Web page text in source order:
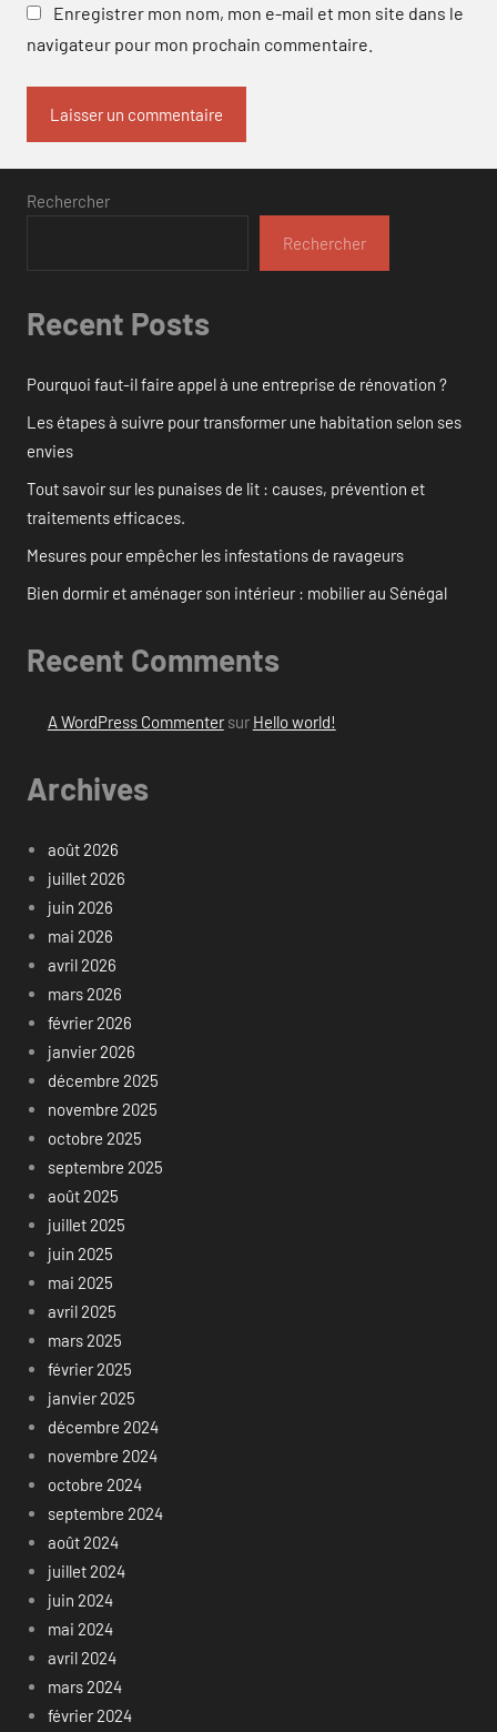
Enregistrer mon nom, mon e-mail et mon site dans le
navigateur pour mon prochain commentaire.
Rechercher
Rechercher
Recent Posts
Pourquoi faut-il faire appel à une entreprise de rénovation ?
Les étapes à suivre pour transformer une habitation selon ses
envies
Tout savoir sur les punaises de lit : causes, prévention et
traitements efficaces.
Mesures pour empêcher les infestations de ravageurs
Bien dormir et aménager son intérieur : mobilier au Sénégal
Recent Comments
A WordPress Commentersur Hello world!
Archives
août 2026
juillet 2026
juin 2026
mai 2026
avril 2026
mars 2026
février 2026
janvier 2026
décembre 2025
novembre 2025
octobre 2025
septembre 2025
août 2025
juillet 2025
juin 2025
mai 2025
avril 2025
mars 2025
février 2025
janvier 2025
décembre 2024
novembre 2024
octobre 2024
septembre 2024
août 2024
juillet 2024
juin 2024
mai 2024
avril 2024
mars 2024
février 2024